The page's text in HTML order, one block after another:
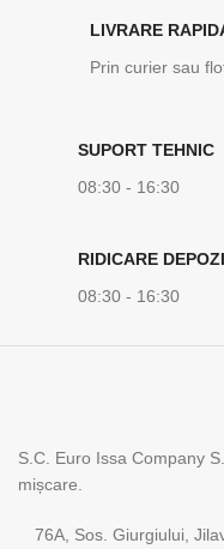
LIVRARE
Prin curier sau
SUPORT TEHNIC
08:30 - 16:30
RIDICARE
08:30 - 16:30
S.C. Euro Issa Company
mișcare.
76A, Sos. Giurgiului,